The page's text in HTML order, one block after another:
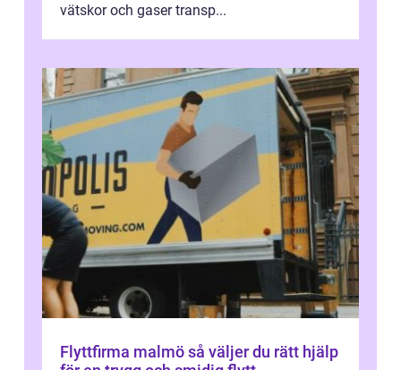
vätskor och gaser transp...
Flyttfirma malmö så väljer du rätt hjälp